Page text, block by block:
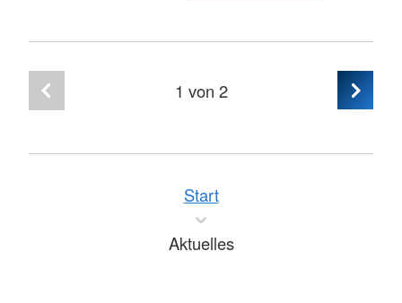
1 von 2
Start
Aktuelles